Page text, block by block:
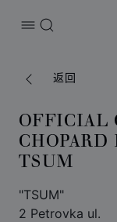
打开菜单
搜索
返回
OFFICIAL
TSUM
"TSUM"
2 Petrovka ul.